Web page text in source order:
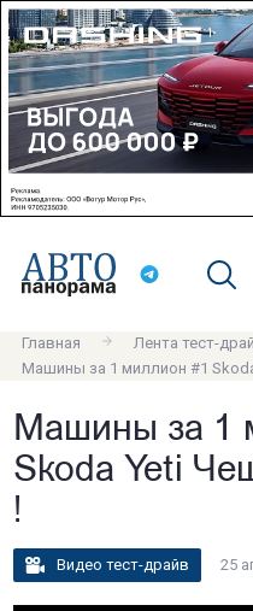
Главная Лента тест-
Машины за 1 миллион #1
Машины за 1
Skoda Yeti
!
Видео тест-драйв 25